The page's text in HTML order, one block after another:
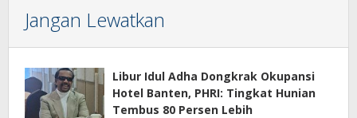
Jangan Lewatkan
Libur Idul Adha Dongkrak Okupansi
Hotel Banten, PHRI: Tingkat Hunian
Tembus 80 Persen Lebih